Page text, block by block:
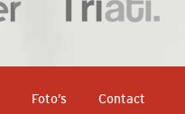
Foto’s Contact